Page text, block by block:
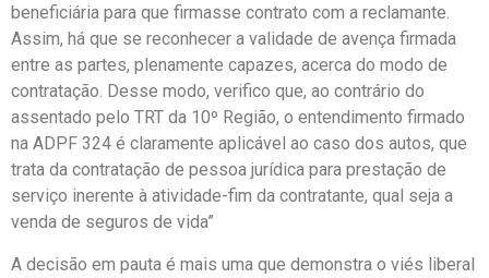
beneficiária para que firmasse contrato com a reclamante.
Assim, há que se reconhecer a validade de avença firmada
entre as partes, plenamente capazes, acerca do modo de
contratação. Desse modo, verifico que, ao contrário do
assentado pelo TRT da 10º Região, o entendimento firmado
na ADPF 324 é claramente aplicável ao caso dos autos, que
trata da contratação de pessoa jurídica para prestação de
serviço inerente à atividade-fim da contratante, qual seja a
venda de seguros de vida”
A decisão em pauta é mais uma que demonstra o viés liberal